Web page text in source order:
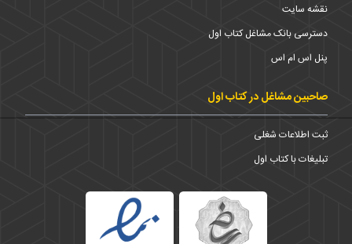
نقشه سایت
دسترسی بانک مشاغل کتاب اول
پنل اس ام اس
صاحبین مشاغل در کتاب اول
ثبت اطلاعات شغلی
تبلیغات با کتاب اول